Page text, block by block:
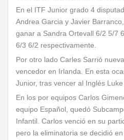
En el ITF Junior grado 4
Andrea Garcia y Javier
ganar a Sandra Ortevall 6/2 5/7
6/3 6/2 respectivamente.
Por otro lado Carles Sarrió
vencedor en Irlanda. En esta
Junior, tras vencer al Inglés
En los por equipos Carlos
equipo Español, quedó
Infantil. Carlos venció en su
pero la eliminatoria se decidió